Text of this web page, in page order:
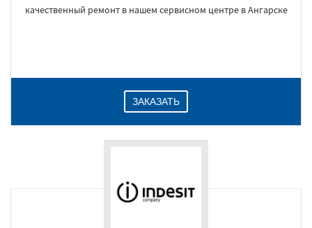
качественный ремонт в нашем сервисном центре в Ангарске
ЗАКАЗАТЬ